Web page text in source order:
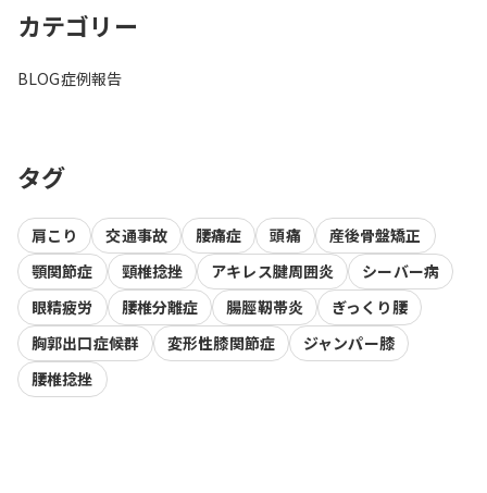
カテゴリー
BLOG症例報告
タグ
肩こり 交通事故 腰痛症 頭痛
産後骨盤矯正
顎関節症
頸椎捻挫 アキレス腱周囲炎
シーバー病
眼精疲労
腰椎分離症 腸脛靭帯炎
ぎっくり腰
胸郭出口症候群
変形性膝関節症
ジャンパー膝
腰椎捻挫